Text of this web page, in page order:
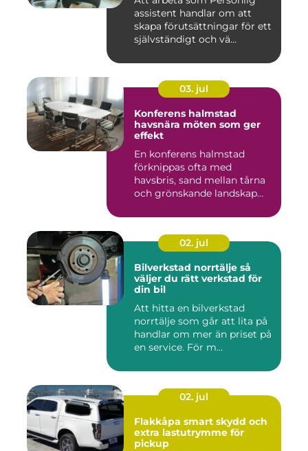
assistent handlar om att
skapa förutsättningar för ett
självständigt och vä...
03. jul
Konferens halmstad
havsnära möten som ger
effekt
En konferens halmstad
förknippas ofta med
havsbris, sand mellan tårna
och grönskande landskap
02. jul
Bilverkstad norrtälje så
väljer du rätt verkstad för
din bil
Att hitta en bilverkstad
norrtälje som går att lita på
handlar om mer än priset på
en service. För m...
02. jul
Flakkåpa smart skydd och
extra lastutrymme för
pickup